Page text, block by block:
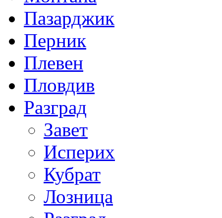
Пазарджик
Перник
Плевен
Пловдив
Разград
Завет
Исперих
Кубрат
Лозница